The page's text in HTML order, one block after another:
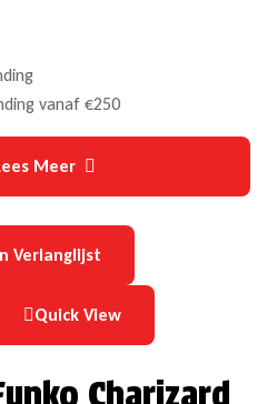
vanaf €250
Meer
Verlanglijst
Quick View
Charizard